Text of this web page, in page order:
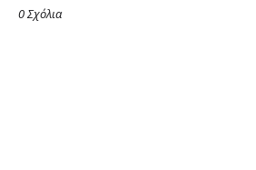
0 Σχόλια